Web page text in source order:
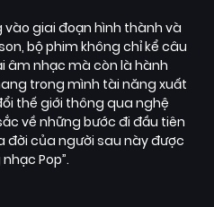
giai đoạn hình thành và
bộ phim không chỉ kể câu
âm nhạc mà còn là hành
trong mình tài năng xuất
thế giới thông qua nghệ
về những bước đi đầu tiên
đời của người sau này được
Pop”.